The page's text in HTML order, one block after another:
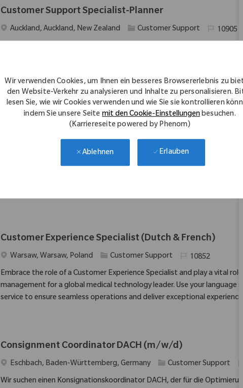
Wir verwenden Cookies, um Ihnen ein besseres Browsererlebnis zu
den Website-Verkehr zu analysieren und Inhalte zu personalisieren.
lesen Sie, wie wir Cookies verwenden und wie Sie sie kontrollieren
indem Sie unsere Seitemit den Cookie-Einstellungenbesuchen.
(Karriereseite powered by Phenom)
Ablehnen Erlauben
Customer Support Specialist-Planner
OrtAuckland, Auckland, New Zealand Kategorie
Customer Support
10905
Customer Experience Coordinator IV
We are seeking a Customer Experience Coordinator IV to lead complex
efficient processes. This role involves coordinating daily workflows,
improvements. Ideal candidates bring significant leadership experience
Customer Experience Specialist (Dutch & French)
OrtWarsaw, Warsaw, Poland Kategorie
Customer Support Erforderliche ID
10852
Embrace the role of a Customer Experience Specialist and play a vital
management for a global medical technology leader. Use your language
service to ensure seamless operations and deliver exceptional
Consignment Coordinator DACH (m/w/d)
OrtEschbach, Baden-Württemberg, Germany Kategorie
Customer Support
Wir suchen einen Konsignationskoordinator DACH, der für die